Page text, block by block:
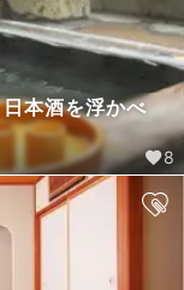
本酒を浮かべ
8